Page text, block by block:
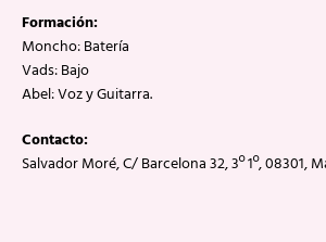
Formación:
Moncho: Batería
Vads: Bajo
Abel: Voz y Guitarra.
Contacto:
Salvador Moré, C/ Barcelona 32, 3º 1º, 08301,